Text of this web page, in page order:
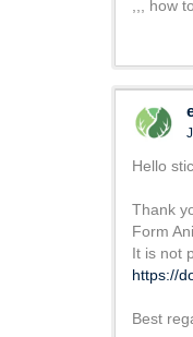
,,, how
Hello
Thank
Form
It is not
https://
Best